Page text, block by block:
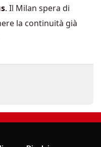
. Il Milan spera di
la continuità già